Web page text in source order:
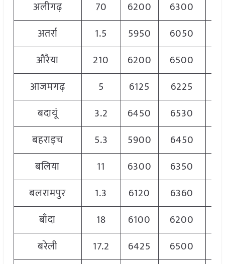
अलीगढ़ 70 6200 6300
अतर्रा
1.5 5950 6050
औरैया
210 6200 6500
आजमगढ़
5 6125 6225
बदायूं
3.2 6450 6530
बहराइच
5.3 5900 6450
बलिया
11 6300 6350
बलरामपुर
1.3 6120 6360
बाँदा
18 6100 6200
बरेली
17.2 6425 6500